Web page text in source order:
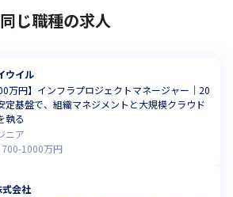
同じ職種の求人
ウイル
万円】インフラプロジェクトマネージャー｜20
定基盤で、組織マネジメントと大規模クラウド
執る
ニア
700-1000万円
式会社